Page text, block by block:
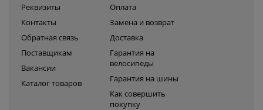
Реквизиты
Контакты
Обратная связь
Поставщикам
Вакансии
Каталог товаров
Оплата
Замена и возврат
Доставка
Гарантия на
велосипеды
Гарантия на шины
Как совершить
покупку